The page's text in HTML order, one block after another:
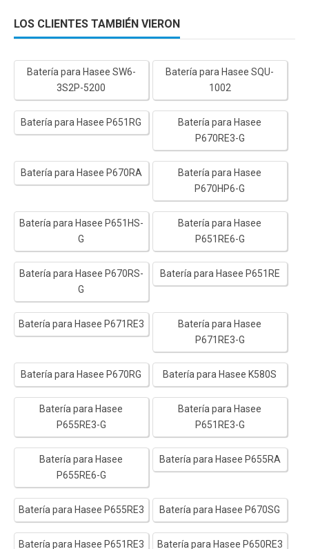
LOS CLIENTES TAMBIÉN VIERON
Batería para Hasee SW6-
3S2P-5200
Batería para Hasee SQU-
1002
Batería para Hasee P651RG
Batería para Hasee
P670RE3-G
Batería para Hasee P670RA
Batería para Hasee
P670HP6-G
Batería para Hasee P651HS-
G
Batería para Hasee
P651RE6-G
Batería para Hasee P670RS-
G
Batería para Hasee P651RE
Batería para Hasee P671RE3
Batería para Hasee
P671RE3-G
Batería para Hasee P670RG Batería para Hasee K580S
Batería para Hasee
P655RE3-G
Batería para Hasee
P651RE3-G
Batería para Hasee
P655RE6-G
Batería para Hasee P655RA
Batería para Hasee P655RE3 Batería para Hasee P670SG
Batería para Hasee P651RE3 Batería para Hasee P650RE3